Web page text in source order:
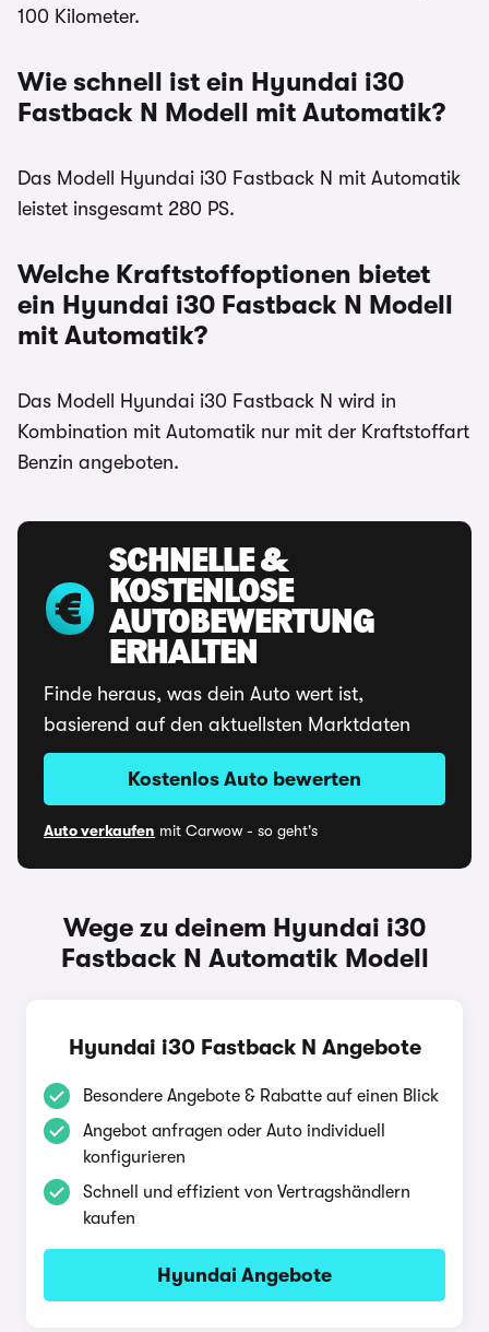
100 Kilometer.
Wie schnell ist ein Hyundai i30
Fastback N Modell mit Automatik?
Das Modell Hyundai i30 Fastback N mit Automatik
leistet insgesamt 280 PS.
Welche Kraftstoffoptionen bietet
ein Hyundai i30 Fastback N Modell
mit Automatik?
Das Modell Hyundai i30 Fastback N wird in
Kombination mit Automatik nur mit der Kraftstoffart
Benzin angeboten.
SCHNELLE &
KOSTENLOSE
AUTOBEWERTUNG
ERHALTEN
Finde heraus, was dein Auto wert ist,
basierend auf den aktuellsten Marktdaten
Kostenlos Auto bewerten
Auto verkaufen mit Carwow - so geht's
Wege zu deinem Hyundai i30
Fastback N Automatik Modell
Hyundai i30 Fastback N Angebote
Besondere Angebote & Rabatte auf einen Blick
Angebot anfragen oder Auto individuell
konfigurieren
Schnell und effizient von Vertragshändlern
kaufen
Hyundai Angebote